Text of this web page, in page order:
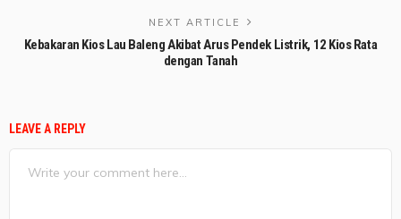
NEXT ARTICLE
Kebakaran Kios Lau Baleng Akibat Arus Pendek Listrik, 12 Kios Rata
dengan Tanah
LEAVE A REPLY